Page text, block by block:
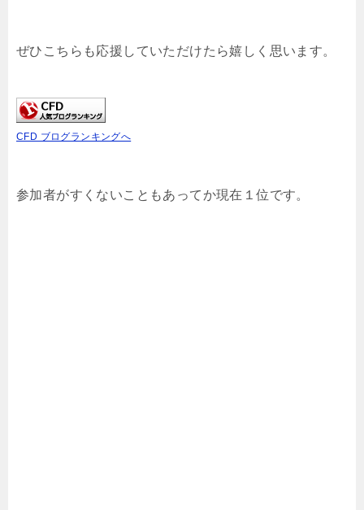
ぜひこちらも応援していただけたら嬉しく思います。
CFD ブログランキングへ
参加者がすくないこともあってか現在１位です。